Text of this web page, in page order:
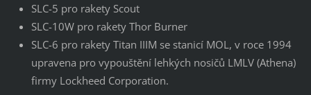
SLC-5 pro rakety Scout
SLC-10W pro rakety Thor Burner
SLC-6 pro rakety Titan IIIM se stanicí MOL, v roce 1994
upravena pro vypouštění lehkých nosičů LMLV (Athena)
firmy Lockheed Corporation.